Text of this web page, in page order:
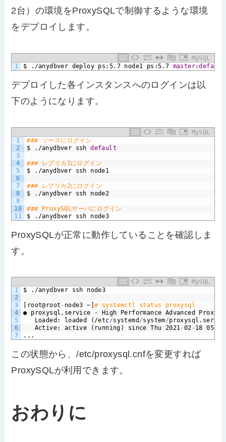
2台）の環境をProxySQLで制御するような環境
をデプロイします。
MySQL
1
$ ./anydbver deploy ps:5.7 node1 ps:5.7 master:default
デプロイした各インスタンスへのログインは以
下のようになります。
MySQL
1
2
3
4
5
6
7
8
9
10
11
### ソースにログイン
$
./anydbver ssh default
### レプリカ1にログイン
$
./anydbver ssh node1
### レプリカ2にログイン
$
./anydbver ssh node2
### ProxySQLサーバにログイン
$
./anydbver ssh node3
ProxySQLが正常に動作していることを確認しま
す。
MySQL
1
2
3
4
5
6
7
$ ./anydbver ssh node3
[root@root - node3 ~]# systemctl status proxysql
● proxysql.service - High Performance Advanced Proxy
Loaded:
loaded (/etc/systemd /system/
Active:
active (running) since Thu 2021-02 -18
...
この状態から、/etc/proxysql.cnfを変更すれば
ProxySQLが利用できます。
おわりに